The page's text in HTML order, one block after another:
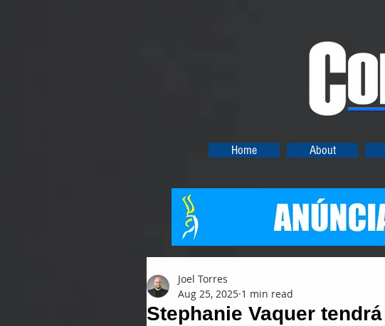
Home About
Stephanie Vaquer
Joel Torres
Aug 25, 2025 1 min read